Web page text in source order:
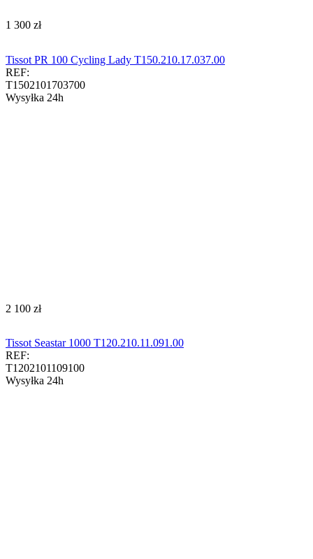
‍1 300‍ zł
Tissot PR 100 Cycling Lady T150.210.17.037.00
REF:
T1502101703700
Wysyłka 24h
‍2 100‍ zł
Tissot Seastar 1000 T120.210.11.091.00
REF:
T1202101109100
Wysyłka 24h